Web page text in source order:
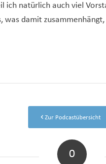
ich natürlich auch viel
was damit
Zur Podcastübersicht
0